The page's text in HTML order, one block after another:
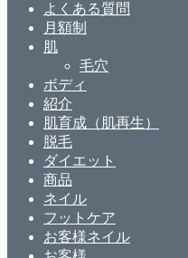
よくある質問
月額制
肌
毛穴
ボディ
紹介
肌育成（肌再生）
脱毛
ダイエット
商品
ネイル
フットケア
お客様ネイル